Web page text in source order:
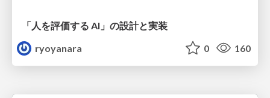
「人を評価する AI」の 設計と実装
ryoyanara
0 160